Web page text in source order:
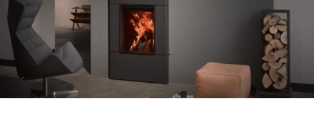
ACCESSORI PER STÛV
22
ZUBEHÖRTEILE FÛR